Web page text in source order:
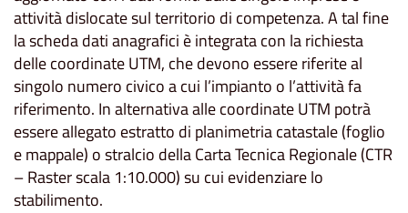
attività dislocate sul territorio di competenza. A tal fine
la scheda dati anagrafici è integrata con la richiesta
delle coordinate UTM, che devono essere riferite al
singolo numero civico a cui l’impianto o l’attività fa
riferimento. In alternativa alle coordinate UTM potrà
essere allegato estratto di planimetria catastale (foglio
e mappale) o stralcio della Carta Tecnica Regionale (CTR
– Raster scala 1:10.000) su cui evidenziare lo
stabilimento.